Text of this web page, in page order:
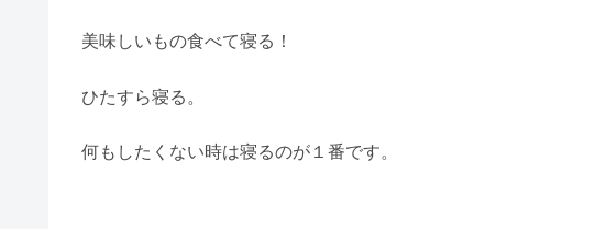
美味しいもの食べて寝る！
ひたすら寝る。
何もしたくない時は寝るのが１番です。